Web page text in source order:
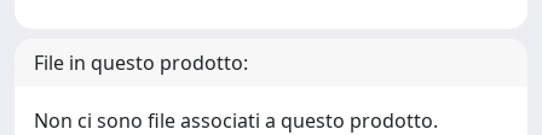
File in questo prodotto:
Non ci sono file associati a questo prodotto.